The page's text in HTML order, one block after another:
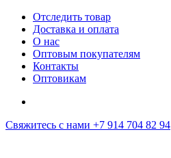
Отследить товар
Доставка и оплата
О нас
Оптовым покупателям
Контакты
Оптовикам
Свяжитесь с нами +7 914 704 82 94